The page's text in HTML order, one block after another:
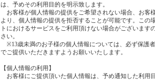
は、予めその利用目的を明示致します。
お客様が個人情報の提供をご希望されない場合、お客
より、個人情報の提供を拒否することが可能です。この
トにおけるサービスをご利用頂けない場合がございます
さい。
※13歳未満のお子様の個人情報については、必ず保護
でご提供いただきますようお願いいたします。
【個人情報の利用】
お客様にご提供頂いた個人情報は、予め通知した利用